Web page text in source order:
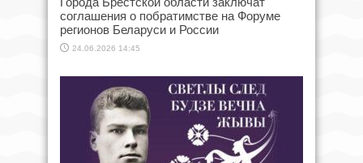
соглашения о побратимстве на Форуме
регионов Беларуси и России
24.06.2026 14:45